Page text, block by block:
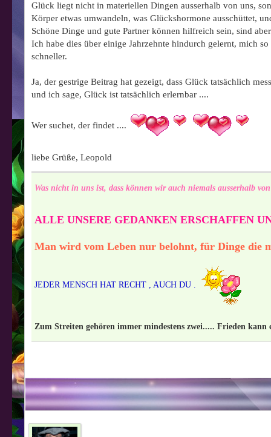
Glück liegt nicht in materiellen Dingen ausserhalb von uns,
Körper etwas umwandeln, was Glückshormone ausschüttet,
Schöne Dinge und gute Partner können hilfreich sein, sind
Ich habe dies über einige Jahrzehnte hindurch gelernt, mich
schneller.
Ja, der gestrige Beitrag hat gezeigt, dass Glück tatsächlich
und ich sage, Glück ist tatsächlich erlernbar ....
Wer suchet, der findet ....
liebe Grüße, Leopold
Was nicht in uns ist, dass können wir auch niemals ausserhalb
ALLE UNSERE GEDANKEN ERSCHAFFEN
Man wird vom Leben nur belohnt, für Dinge die
JEDER MENSCH HAT RECHT , AUCH DU .
Zum Streiten gehören immer mindestens zwei..... Frieden kann